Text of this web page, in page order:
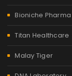
Bioniche Pharma
Titan Healthcare
Malay Tiger